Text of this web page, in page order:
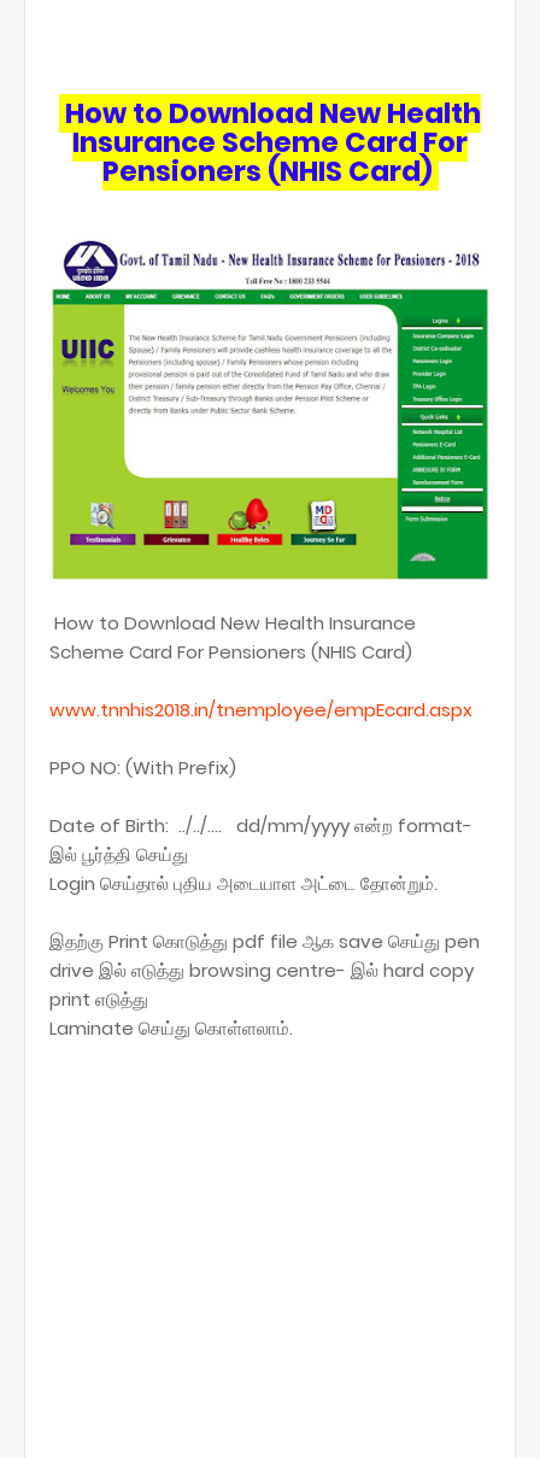
How to Download New Health
Insurance Scheme Card For
Pensioners (NHIS Card)
How to Download New Health Insurance
Scheme Card For Pensioners (NHIS Card)
www.tnnhis2018.in/tnemployee/empEcard.aspx
PPO NO: (With Prefix)
Date of Birth: ../../.... dd/mm/yyyy என்ற format-
இல் பூர்த்தி செய்து
Login செய்தால் புதிய அடையாள அட்டை தோன்றும்.
இதற்கு Print கொடுத்து pdf file ஆக save செய்து pen
drive இல் எடுத்து browsing centre- இல் hard copy
print எடுத்து
Laminate செய்து கொள்ளலாம்.